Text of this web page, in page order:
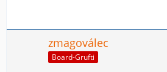
zmagoválec
Board-Grufti